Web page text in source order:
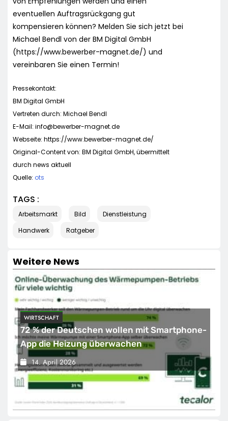
eventuellen Auftragsrückgang gut
kompensieren können? Melden Sie sich jetzt bei
Michael Bendl von der BM Digital GmbH
(https://www.bewerber-magnet.de/) und
vereinbaren Sie einen Termin!
Pressekontakt:
BM Digital GmbH
Vertreten durch: Michael Bendl
E-Mail: info@bewerber-magnet.de
Webseite: https://www.bewerber-magnet.de/
Original-Content von: BM Digital GmbH, übermittelt
durch news aktuell
Quelle: ots
TAGS :
Arbeitsmarkt Bild
Dienstleistung
Handwerk
Ratgeber
Weitere News
WIRTSCHAFT
72 % der Deutschen wollen mit Smartphone-
App die Heizung überwachen
14. April 2026